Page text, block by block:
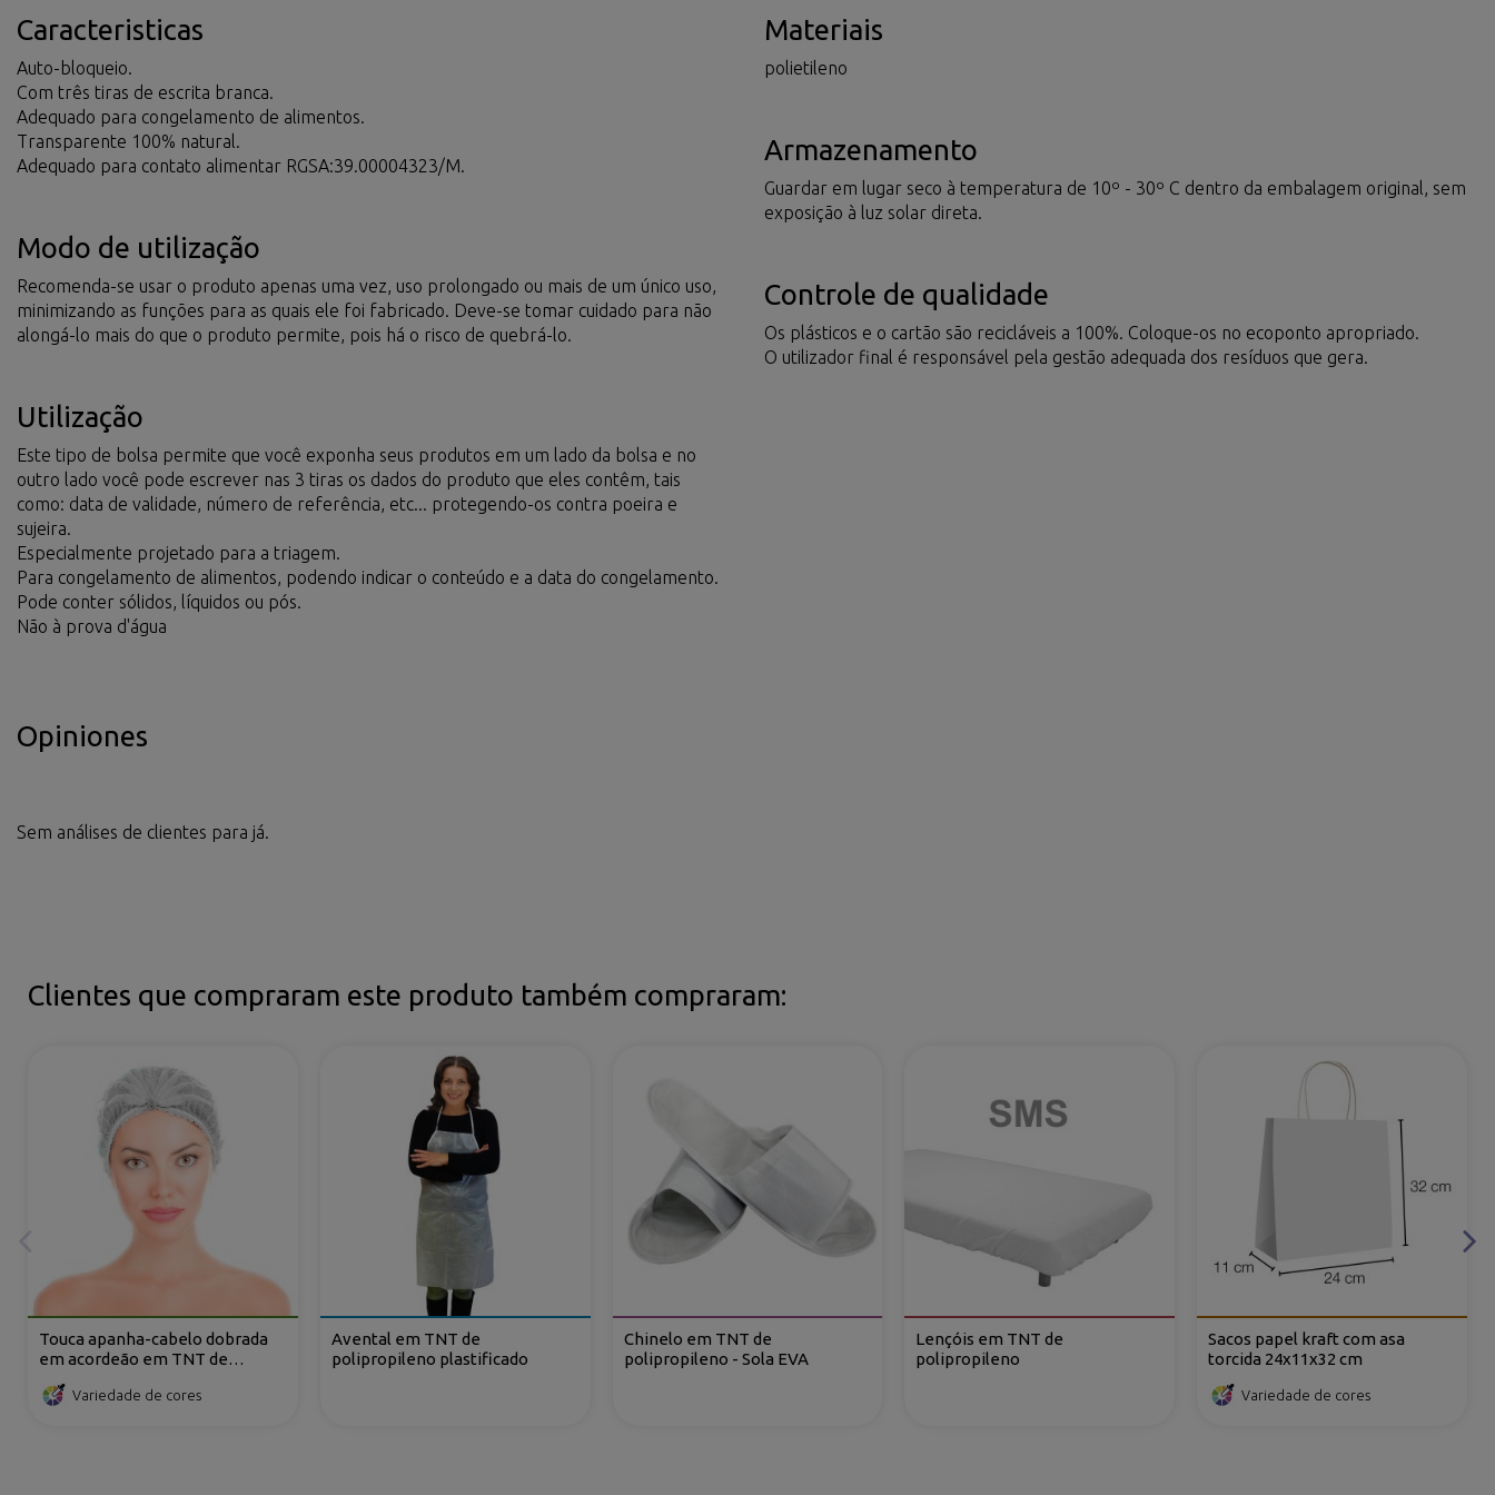
Caracteristicas
Auto-bloqueio.
Com três tiras de escrita branca.
Adequado para congelamento de alimentos.
Transparente 100% natural.
Adequado para contato alimentar RGSA:39.00004323/M.
Modo de utilização
Recomenda-se usar o produto apenas uma vez, uso prolongado ou mais de um único uso,
minimizando as funções para as quais ele foi fabricado. Deve-se tomar cuidado para não
alongá-lo mais do que o produto permite, pois há o risco de quebrá-lo.
Utilização
Este tipo de bolsa permite que você exponha seus produtos em um lado da bolsa e no
outro lado você pode escrever nas 3 tiras os dados do produto que eles contêm, tais
como: data de validade, número de referência, etc... protegendo-os contra poeira e
sujeira.
Especialmente projetado para a triagem.
Para congelamento de alimentos, podendo indicar o conteúdo e a data do congelamento.
Pode conter sólidos, líquidos ou pós.
Não à prova d'água
Materiais
polietileno
Armazenamento
Guardar em lugar seco à temperatura de 10º - 30º C dentro da embalagem original, sem
exposição à luz solar direta.
Controle de qualidade
Os plásticos e o cartão são recicláveis a 100%. Coloque-os no ecoponto apropriado.
O utilizador final é responsável pela gestão adequada dos resíduos que gera.
Opiniones
Sem análises de clientes para já.
Clientes que compraram este produto também compraram:
Touca apanha-cabelo dobrada
em acordeão em TNT de
Variedade de cores
Avental em TNT de
polipropileno plastificado
Chinelo em TNT de
polipropileno - Sola EVA
Lençóis em TNT de
polipropileno
Sacos papel kraft com asa
torcida 24x11x32 cm
Variedade de cores
LINKS LEGAIS